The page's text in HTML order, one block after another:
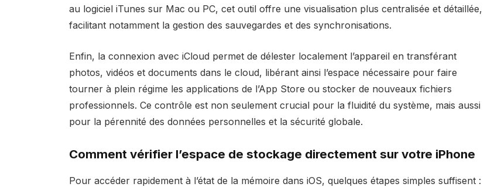
au logiciel iTunes sur Mac ou PC, cet outil offre une visualisation plus centralisée et détaillée,
facilitant notamment la gestion des sauvegardes et des synchronisations.
Enfin, la connexion avec iCloud permet de délester localement l’appareil en transférant
photos, vidéos et documents dans le cloud, libérant ainsi l’espace nécessaire pour faire
tourner à plein régime les applications de l’App Store ou stocker de nouveaux fichiers
professionnels. Ce contrôle est non seulement crucial pour la fluidité du système, mais aussi
pour la pérennité des données personnelles et la sécurité globale.
Comment vérifier l’espace de stockage directement sur votre iPhone
Pour accéder rapidement à l’état de la mémoire dans iOS, quelques étapes simples suffisent :